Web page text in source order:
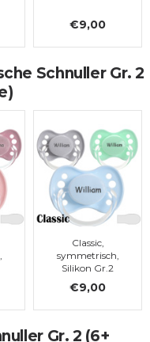
€9,00
Schnuller Gr. 2
Classic,
symmetrisch,
Silikon Gr.2
€9,00
Gr. 2 (6+